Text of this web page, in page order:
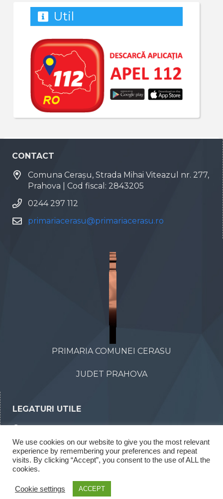
Util
CONTACT
Comuna Cerașu, Strada Mihai Viteazul nr. 277,
Prahova | Cod fiscal: 2843205
0244 297 112
primariacerasu@primariacerasu.ro
PRIMARIA COMUNEI CERASU
JUDET PRAHOVA
LEGATURI UTILE
Declaratii de interese
Rapoarte legea 52/2003
We use cookies on our website to give you the most relevant
experience by remembering your preferences and repeat
visits. By clicking “Accept”, you consent to the use of ALL the
cookies.
Cookie settings ACCEPT